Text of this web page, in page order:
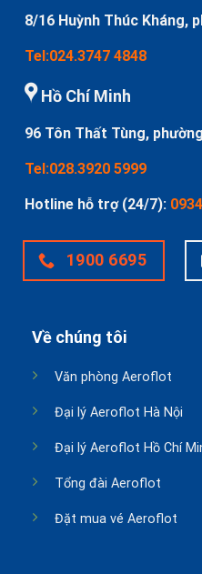
8/16 Huỳnh Thúc Kháng,
Tel:024.3747 4848
Hồ Chí Minh
96 Tôn Thất Tùng,
Tel:028.3920 5999
Hotline hỗ trợ (24/7):
1900 6695
Về chúng tôi
Văn phòng Aeroflot
Đại lý Aeroflot Hà Nội
Đại lý Aeroflot Hồ Chí
Tổng đài Aeroflot
Đặt mua vé Aeroflot